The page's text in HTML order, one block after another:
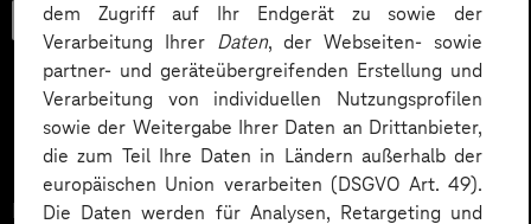
dem Zugriff auf Ihr Endgerät zu sowie der
Verarbeitung Ihrer Daten, der Webseiten- sowie
partner- und geräteübergreifenden Erstellung und
Verarbeitung von individuellen Nutzungsprofilen
sowie der Weitergabe Ihrer Daten an Drittanbieter,
die zum Teil Ihre Daten in Ländern außerhalb der
europäischen Union verarbeiten (DSGVO Art. 49).
Die Daten werden für Analysen, Retargeting und
Checkliste
Datenschutz in KI-Projekten
Datenschutz in KI-Projekten leicht gemacht: